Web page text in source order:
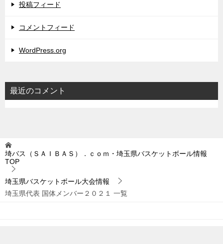
投稿フィード
コメントフィード
WordPress.org
最近のコメント
埼バス（ＳＡＩＢＡＳ）．ｃｏｍ・埼玉県バスケットボール情報
TOP
埼玉県バスケットボール大会情報
埼玉県代表 国体メンバー２０２１ 一覧